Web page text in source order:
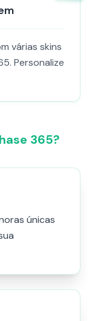
várias skins
Personalize
365?
únicas